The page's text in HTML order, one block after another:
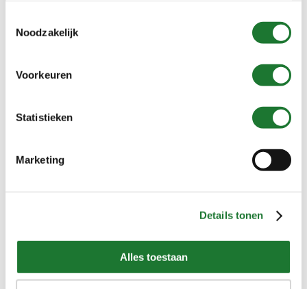
Noodzakelijk
Voorkeuren
Statistieken
Marketing
Details tonen
Alles toestaan